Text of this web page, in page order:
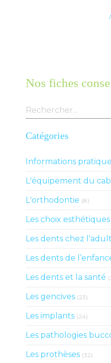
Nos fiches
Rechercher
Catégories
Informations
L'équipement du
L'orthodontie (8)
Les choix esthétiques
Les dents chez
Les dents de
Les dents et la santé
Les gencives (23)
Les implants (24)
Les pathologies
Les prothèses (32)